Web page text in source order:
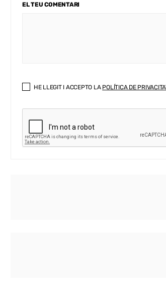
EL TEU COMENTARI
HE LLEGIT I ACCEPTO LA POLÍTICA DE